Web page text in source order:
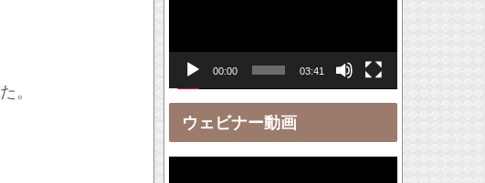
。
レ
ヤ
00:00 03:41
ウェビナー動画